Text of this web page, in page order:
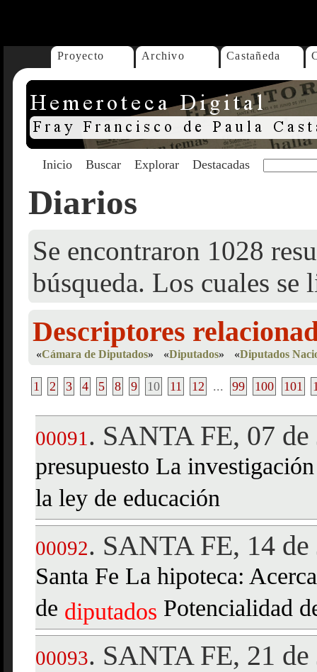
Proyecto Archivo Castañeda
Inicio Buscar Explorar Destacadas
Diarios
Se encontraron 1028
búsqueda. Los cuales se
Descriptores
«Cámara de Diputados» «Diputados» «Diputados
1 2 3 4 5 8 9 10 11 12 ... 99 100 101
00091 . SANTA FE, 07
presupuesto La
la ley de educación
00092. SANTA FE, 14
Santa Fe La hipoteca:
de diputados Potencialidad
00093. SANTA FE, 21